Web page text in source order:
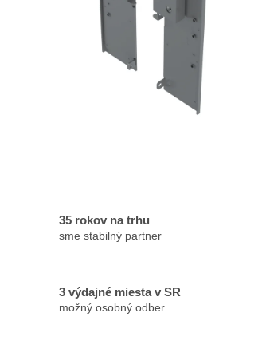
35 rokov na trhu
sme stabilný partner
3 výdajné miesta v SR
možný osobný odber